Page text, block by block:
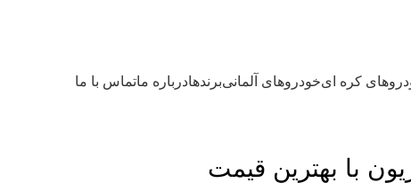
کره ایخودروهای آلمانیبرندهادرباره ماتماس با ما
با بهترین قیمت